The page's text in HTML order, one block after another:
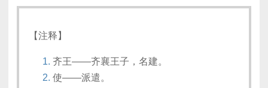
【注释】
齐王——齐襄王子，名建。
使——派遣。